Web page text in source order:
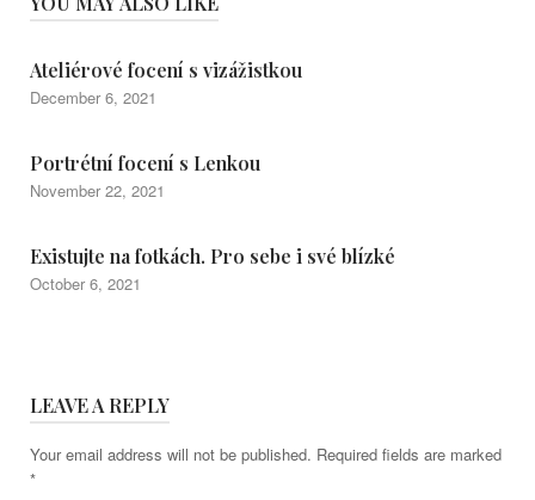
Ateliérové focení s vizážistkou
December 6, 2021
Portrétní focení s Lenkou
November 22, 2021
Existujte na fotkách. Pro sebe i své blízké
October 6, 2021
LEAVE A REPLY
Your email address will not be published. Required fields are marked
*